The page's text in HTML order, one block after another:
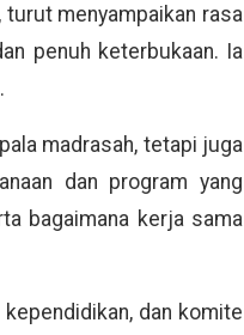
turut menyampaikan rasa
penuh keterbukaan. Ia
madrasah, tetapi juga
dan program yang
bagaimana kerja sama
dan komite